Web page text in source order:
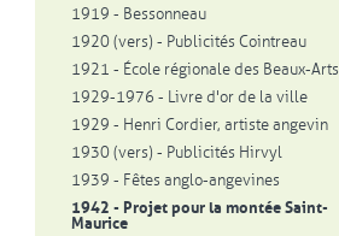
1919 - Bessonneau
1920 (vers) - Publicités Cointreau
1921 - École régionale des Beaux-Arts
1929-1976 - Livre d'or de la ville
1929 - Henri Cordier, artiste angevin
1930 (vers) - Publicités Hirvyl
1939 - Fêtes anglo-angevines
1942 - Projet pour la montée Saint-
Maurice